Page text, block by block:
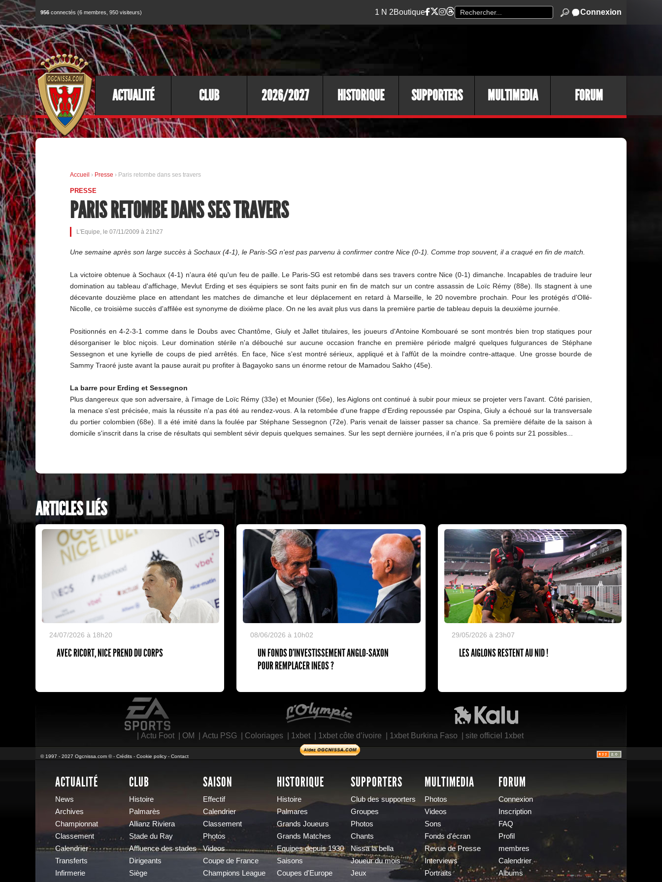
956 connectés (6 membres, 950 visiteurs) 1 N 2Boutique Connexion
ACTUALITÉ CLUB 2026/2027 HISTORIQUE SUPPORTERS MULTIMEDIA FORUM
Accueil › Presse › Paris retombe dans ses travers
PRESSE
PARIS RETOMBE DANS SES TRAVERS
L'Equipe, le 07/11/2009 à 21h27
Une semaine après son large succès à Sochaux (4-1), le Paris-SG n'est pas parvenu à confirmer contre Nice (0-1). Comme trop souvent, il a craqué en fin de match.
La victoire obtenue à Sochaux (4-1) n'aura été qu'un feu de paille. Le Paris-SG est retombé dans ses travers contre Nice (0-1) dimanche. Incapables de traduire leur
domination au tableau d'affichage, Mevlut Erding et ses équipiers se sont faits punir en fin de match sur un contre assassin de Loïc Rémy (88e). Ils stagnent à une
décevante douzième place en attendant les matches de dimanche et leur déplacement en retard à Marseille, le 20 novembre prochain. Pour les protégés d'Ollé-
Nicolle, ce troisième succès d'affilée est synonyme de dixième place. On ne les avait plus vus dans la première partie de tableau depuis la deuxième journée.
Positionnés en 4-2-3-1 comme dans le Doubs avec Chantôme, Giuly et Jallet titulaires, les joueurs d'Antoine Kombouaré se sont montrés bien trop statiques pour
désorganiser le bloc niçois. Leur domination stérile n'a débouché sur aucune occasion franche en première période malgré quelques fulgurances de Stéphane
Sessegnon et une kyrielle de coups de pied arrêtés. En face, Nice s'est montré sérieux, appliqué et à l'affût de la moindre contre-attaque. Une grosse bourde de
Sammy Traoré juste avant la pause aurait pu profiter à Bagayoko sans un énorme retour de Mamadou Sakho (45e).
La barre pour Erding et Sessegnon
Plus dangereux que son adversaire, à l'image de Loïc Rémy (33e) et Mounier (56e), les Aiglons ont continué à subir pour mieux se projeter vers l'avant. Côté parisien,
la menace s'est précisée, mais la réussite n'a pas été au rendez-vous. A la retombée d'une frappe d'Erding repoussée par Ospina, Giuly a échoué sur la transversale
du portier colombien (68e). Il a été imité dans la foulée par Stéphane Sessegnon (72e). Paris venait de laisser passer sa chance. Sa première défaite de la saison à
domicile s'inscrit dans la crise de résultats qui semblent sévir depuis quelques semaines. Sur les sept dernière journées, il n'a pris que 6 points sur 21 possibles...
ARTICLES LIÉS
24/07/2026 à 18h20
AVEC RICORT, NICE PREND DU CORPS
08/06/2026 à 10h02
UN FONDS D'INVESTISSEMENT ANGLO-SAXON
POUR REMPLACER INEOS ?
29/05/2026 à 23h07
LES AIGLONS RESTENT AU NID !
Actu Foot| OM Actu PSG| Coloriages| 1xbet| 1xbet côte d’ivoire 1xbet Burkina Faso site officiel 1xbet
© 1997 - 2027 Ogcnissa.com © - Crédits - Cookie policy - Contact
ACTUALITÉ
News
Archives
Championnat
Classement
Calendrier
Transferts
Infirmerie
CLUB
Histoire
Palmarès
Allianz Riviera
Stade du Ray
Affluence des stades
Dirigeants
Siège
SAISON
Effectif
Calendrier
Classement
Photos
Videos
Coupe de France
Champions League
HISTORIQUE
Histoire
Palmares
Grands Joueurs
Grands Matches
Equipes depuis 1930
Saisons
Coupes d'Europe
SUPPORTERS
Club des supporters
Groupes
Photos
Chants
Nissa la bella
Joueur du mois
Jeux
MULTIMEDIA
Photos
Videos
Sons
Fonds d'écran
Revue de Presse
Interviews
Portraits
FORUM
Connexion
Inscription
FAQ
Profil
membres
Calendrier
Albums